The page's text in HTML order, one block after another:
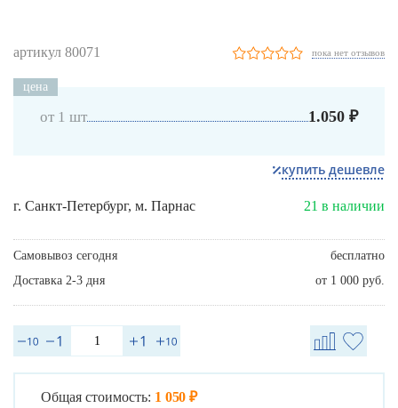
артикул 80071 пока нет отзывов
цена
от 1 шт 1.050 ₽
купить дешевле
г. Санкт-Петербург, м. Парнас 21 в наличии
Самовывоз сегодня
бесплатно
Доставка 2-3 дня
от 1 000 руб.
Общая стоимость: 1 050 ₽